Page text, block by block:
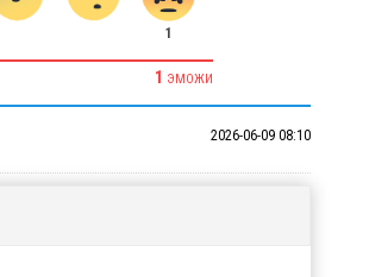
1
1 ЭМОЖИ
2026-06-09 08:10